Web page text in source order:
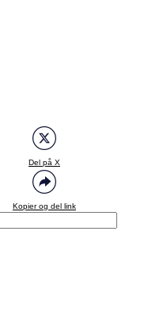
Del på X
Kopier og del link